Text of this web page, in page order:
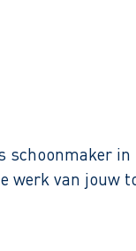
werk van jouw